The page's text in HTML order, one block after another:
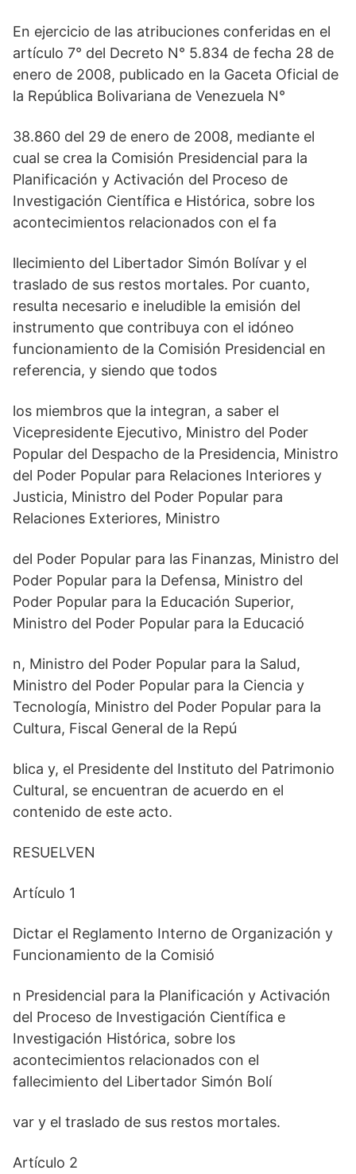
En ejercicio de las atribuciones conferidas en el
artículo 7° del Decreto N° 5.834 de fecha 28 de
enero de 2008, publicado en la Gaceta Oficial de
la República Bolivariana de Venezuela N°
38.860 del 29 de enero de 2008, mediante el
cual se crea la Comisión Presidencial para la
Planificación y Activación del Proceso de
Investigación Científica e Histórica, sobre los
acontecimientos relacionados con el fa
llecimiento del Libertador Simón Bolívar y el
traslado de sus restos mortales. Por cuanto,
resulta necesario e ineludible la emisión del
instrumento que contribuya con el idóneo
funcionamiento de la Comisión Presidencial en
referencia, y siendo que todos
los miembros que la integran, a saber el
Vicepresidente Ejecutivo, Ministro del Poder
Popular del Despacho de la Presidencia, Ministro
del Poder Popular para Relaciones Interiores y
Justicia, Ministro del Poder Popular para
Relaciones Exteriores, Ministro
del Poder Popular para las Finanzas, Ministro del
Poder Popular para la Defensa, Ministro del
Poder Popular para la Educación Superior,
Ministro del Poder Popular para la Educació
n, Ministro del Poder Popular para la Salud,
Ministro del Poder Popular para la Ciencia y
Tecnología, Ministro del Poder Popular para la
Cultura, Fiscal General de la Repú
blica y, el Presidente del Instituto del Patrimonio
Cultural, se encuentran de acuerdo en el
contenido de este acto.
RESUELVEN
Artículo 1
Dictar el Reglamento Interno de Organización y
Funcionamiento de la Comisió
n Presidencial para la Planificación y Activación
del Proceso de Investigación Científica e
Investigación Histórica, sobre los
acontecimientos relacionados con el
fallecimiento del Libertador Simón Bolí
var y el traslado de sus restos mortales.
Artículo 2